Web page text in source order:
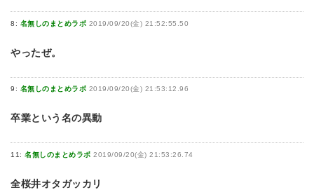
8: 名無しのまとめラボ 2019/09/20(金) 21:52:55.50
やったぜ。
9: 名無しのまとめラボ 2019/09/20(金) 21:53:12.96
卒業という名の異動
11: 名無しのまとめラボ 2019/09/20(金) 21:53:26.74
全桜井オタガッカリ